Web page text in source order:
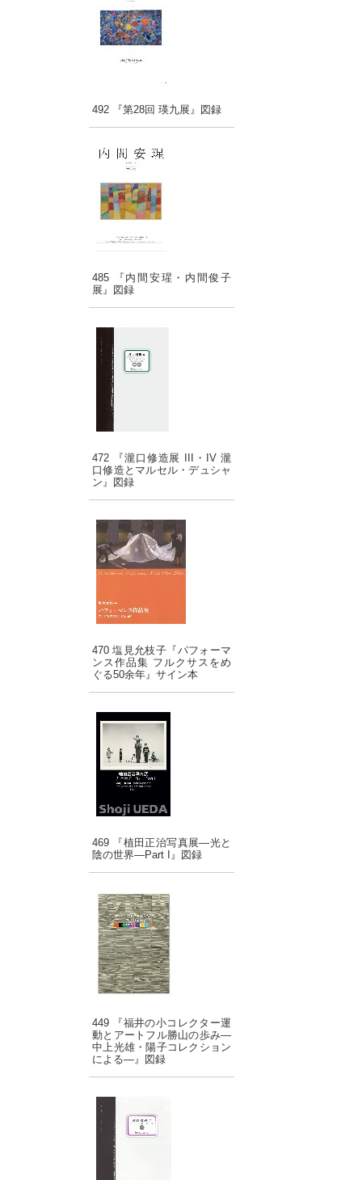
492 『第28回 瑛九展』図録
485 『内間安瑆・内間俊子
展』図録
472 『瀧口修造展 III・IV 瀧
口修造とマルセル・デュシャ
ン』図録
470 塩見允枝子『パフォーマ
ンス作品集 フルクサスをめ
ぐる50余年』サイン本
469 『植田正治写真展―光と
陰の世界―Part I』図録
449 『福井の小コレクター運
動とアートフル勝山の歩み―
中上光雄・陽子コレクション
による―』図録